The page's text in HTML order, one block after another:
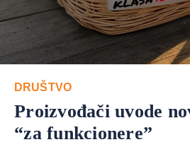
DRUŠTVO
Proizvođači uvode
“za funkcionere”